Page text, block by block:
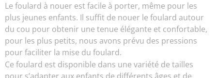
Le foulard à nouer est facile à porter, même pour les
plus jeunes enfants. Il suffit de nouer le foulard autour
du cou pour obtenir une tenue élégante et confortable,
pour les plus petits, nous avons prévu des pressions
pour faciliter la mise du foulard.
Ce foulard est disponible dans une variété de tailles